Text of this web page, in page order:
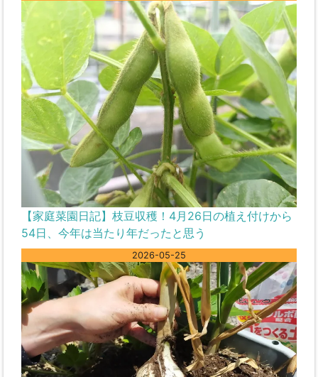
【家庭菜園日記】枝豆収穫！4月26日の植え付けから
54日、今年は当たり年だったと思う
2026-05-25